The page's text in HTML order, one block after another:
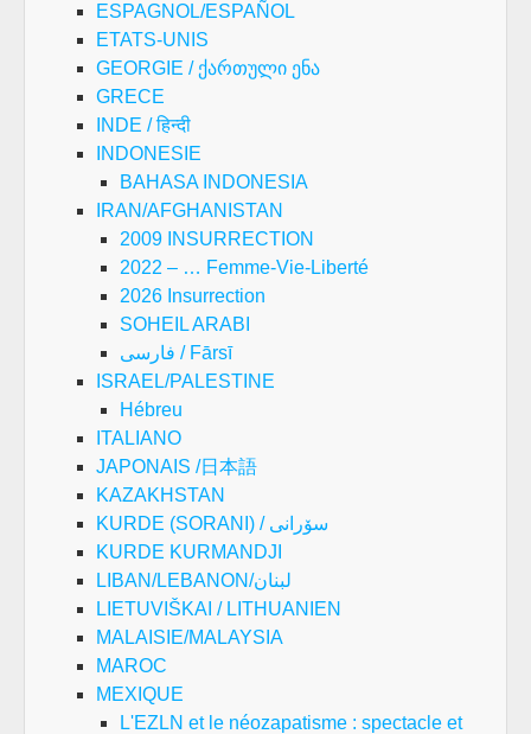
ESPAGNOL/ESPAÑOL
ETATS-UNIS
GEORGIE / ქართული ენა
GRECE
INDE / हिन्दी
INDONESIE
BAHASA INDONESIA
IRAN/AFGHANISTAN
2009 INSURRECTION
2022 – … Femme-Vie-Liberté
2026 Insurrection
SOHEIL ARABI
فارسی / Fārsī
ISRAEL/PALESTINE
Hébreu
ITALIANO
JAPONAIS /日本語
KAZAKHSTAN
KURDE (SORANI) / سۆرانی
KURDE KURMANDJI
LIBAN/LEBANON/لبنان
LIETUVIŠKAI / LITHUANIEN
MALAISIE/MALAYSIA
MAROC
MEXIQUE
L'EZLN et le néozapatisme : spectacle et